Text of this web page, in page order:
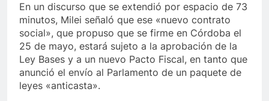
En un discurso que se extendió por espacio de 73
minutos, Milei señaló que ese «nuevo contrato
social», que propuso que se firme en Córdoba el
25 de mayo, estará sujeto a la aprobación de la
Ley Bases y a un nuevo Pacto Fiscal, en tanto que
anunció el envío al Parlamento de un paquete de
leyes «anticasta».